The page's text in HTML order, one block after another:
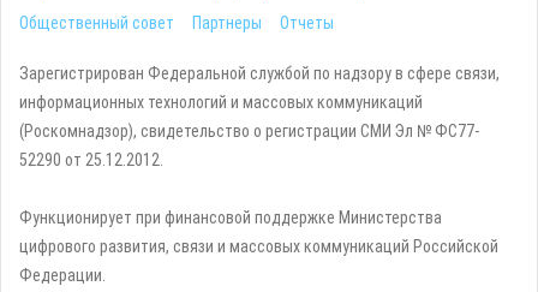
Общественный совет
Партнеры Отчеты
Зарегистрирован Федеральной службой по надзору в сфере связи,
информационных технологий и массовых коммуникаций
(Роскомнадзор), свидетельство о регистрации СМИ Эл № ФС77-
52290 от 25.12.2012.
Функционирует при финансовой поддержке Министерства
цифрового развития, связи и массовых коммуникаций Российской
Федерации.